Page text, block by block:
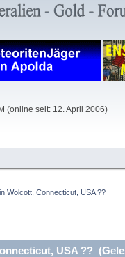
(online seit: 12. April 2006)
Wolcott, Connecticut, USA ??
USA ??